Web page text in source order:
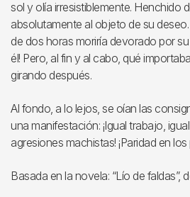
sol y olía irresistiblemente. Henchido
absolutamente al objeto de su
de dos horas moriría devorado por su
él! Pero, al fin y al cabo, qué
girando después.
Al fondo, a lo lejos, se oían las
una manifestación: ¡Igual trabajo,
agresiones machistas! ¡Paridad en
Basada en la novela: “Lío de faldas”,